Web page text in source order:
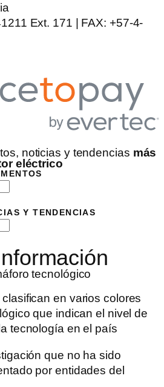
Ext. 171 | FAX: +57-4-
noticias y tendencias más
eléctrico
Y TENDENCIAS
tecnológico
en varios colores
que indican el nivel de
tecnología en el país
que no ha sido
por entidades del